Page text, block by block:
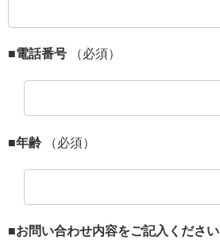
■電話番号 （必須）
■年齢 （必須）
■お問い合わせ内容をご記入ください